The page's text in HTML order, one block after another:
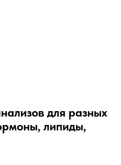
для разных
липиды,